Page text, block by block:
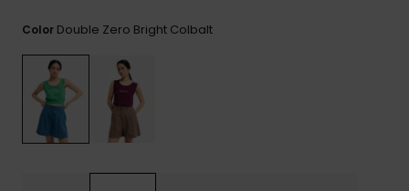
Consultar
Color Double Zero Bright Colbalt